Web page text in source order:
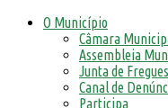
O Município
Câmara
Assembleia
Junta de
Canal de
Participa